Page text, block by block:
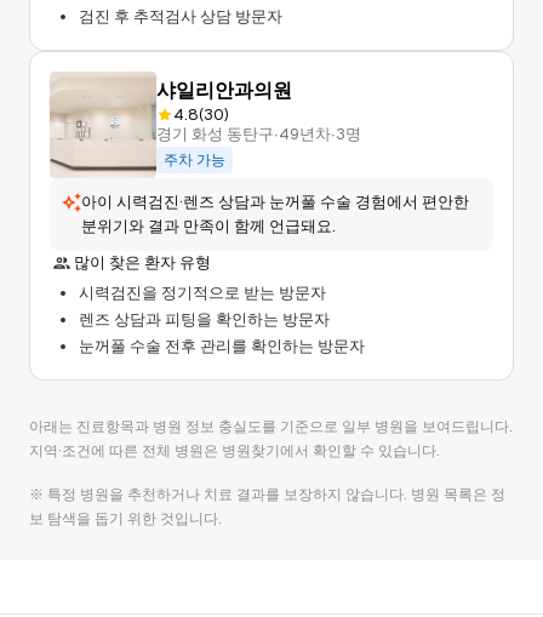
검진 후 추적검사 상담 방문자
샤일리안과의원
4.8(30)
경기 화성 동탄구∙49년차∙3명
주차 가능
아이 시력검진·렌즈 상담과 눈꺼풀 수술 경험에서 편안한
분위기와 결과 만족이 함께 언급돼요.
많이 찾은 환자 유형
시력검진을 정기적으로 받는 방문자
렌즈 상담과 피팅을 확인하는 방문자
눈꺼풀 수술 전후 관리를 확인하는 방문자
아래는 진료항목과 병원 정보 충실도를 기준으로 일부 병원을 보여드립니다.
지역·조건에 따른 전체 병원은 병원찾기에서 확인할 수 있습니다.
※ 특정 병원을 추천하거나 치료 결과를 보장하지 않습니다. 병원 목록은 정
보 탐색을 돕기 위한 것입니다.